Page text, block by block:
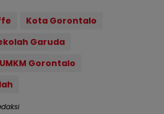
Kota Gorontalo
Garuda
UMKM Gorontalo